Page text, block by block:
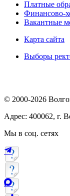
Платные
Финансово-
Вакантные
Карта сайта
Выборы
© 2000-2026
Адрес: 400062, г.
Мы в соц. сетях